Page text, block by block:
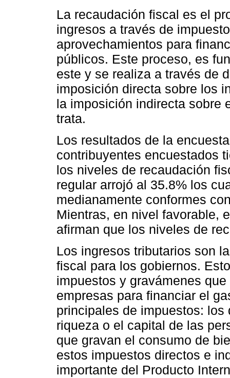
La recaudación fiscal es el
ingresos a través de
aprovechamientos para
públicos. Este proceso, es
este y se realiza a través de
imposición directa sobre los
la imposición indirecta sobre
trata.
Los resultados de la
contribuyentes encuestados
los niveles de recaudación
regular arrojó al 35.8% los
medianamente conformes
Mientras, en nivel favorable,
afirman que los niveles de
Los ingresos tributarios son
fiscal para los gobiernos.
impuestos y gravámenes
empresas para financiar el
principales de impuestos:
riqueza o el capital de las
que gravan el consumo de
estos impuestos directos e
importante del Producto